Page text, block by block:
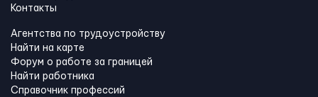
Контакты
Агентства по трудоустройству
Найти на карте
Форум о работе за границей
Найти работника
Справочник профессий